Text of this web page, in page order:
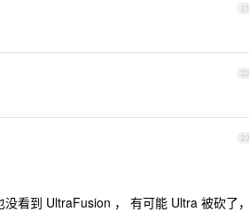
21
22
23
看到 UltraFusion ， 有可能 Ultra 被砍了，